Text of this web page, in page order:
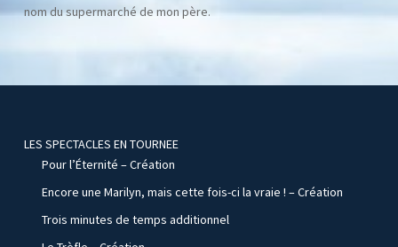
nom du supermarché de mon père.
LES SPECTACLES EN TOURNEE
Pour l’Éternité – Création
Encore une Marilyn, mais cette fois-ci la vraie ! – Création
Trois minutes de temps additionnel